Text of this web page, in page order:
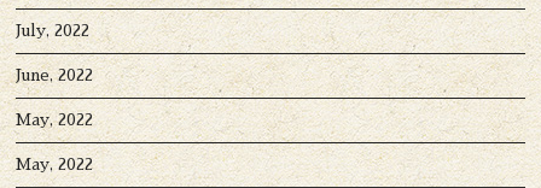
July, 2022
June, 2022
May, 2022
May, 2022